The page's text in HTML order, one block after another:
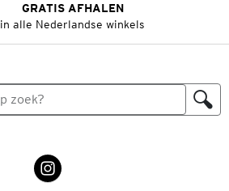
GRATIS AFHALEN
in alle Nederlandse winkels